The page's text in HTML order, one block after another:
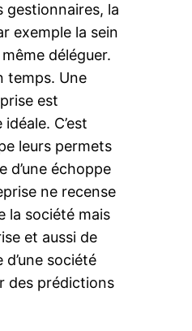
gestionnaires, la
exemple la sein
déléguer.
temps. Une
est
C’est
leurs permets
d’une échoppe
ne recense
la société mais
et aussi de
société
des prédictions